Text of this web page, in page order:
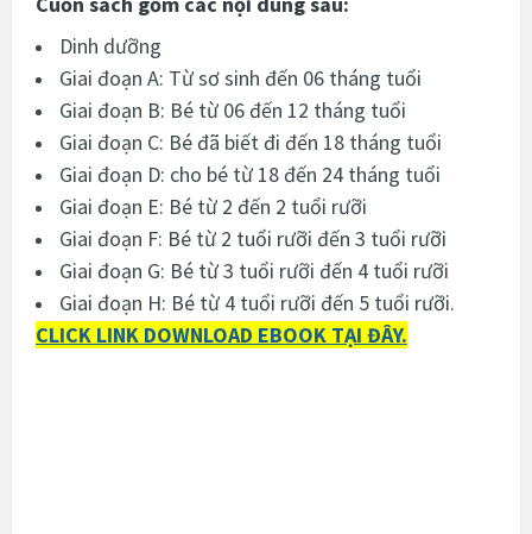
Dinh dưỡng
Giai đoạn A: Từ sơ sinh đến 06 tháng tuổi
Giai đoạn B: Bé từ 06 đến 12 tháng tuổi
Giai đoạn C: Bé đã biết đi đến 18 tháng tuổi
Giai đoạn D: cho bé từ 18 đến 24 tháng tuổi
Giai đoạn E: Bé từ 2 đến 2 tuổi rưỡi
Giai đoạn F: Bé từ 2 tuổi rưỡi đến 3 tuổi rưỡi
Giai đoạn G: Bé từ 3 tuổi rưỡi đến 4 tuổi rưỡi
Giai đoạn H: Bé từ 4 tuổi rưỡi đến 5 tuổi rưỡi.
CLICK LINK DOWNLOAD EBOOK TẠI ĐÂY.